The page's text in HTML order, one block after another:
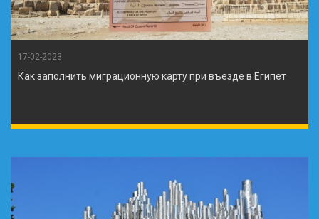
17-02-2023
Как заполнить миграционную карту при въезде в Египет